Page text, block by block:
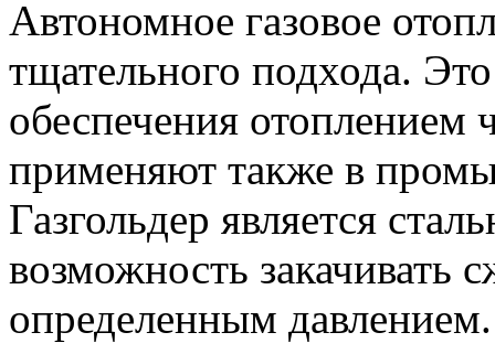
Автономное газовое
тщательного подхода.
обеспечения отоплением
применяют также в
Газгольдер является
возможность закачивать
определенным давлением.